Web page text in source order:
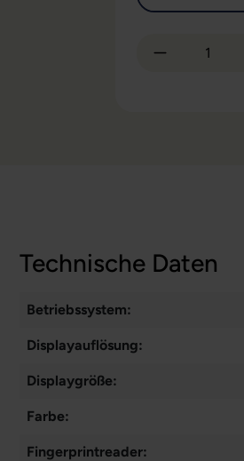
Produkt
Technische Daten
Betriebssystem:
Displayauflösung:
Displaygröße:
Farbe:
Fingerprintreader: